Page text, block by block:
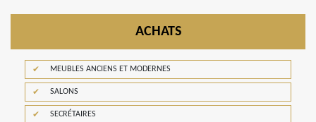
ACHATS
MEUBLES ANCIENS ET MODERNES
SALONS
SECRÉTAIRES